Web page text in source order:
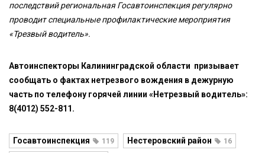
последствий региональная Госавтоинспекция регулярно
проводит специальные профилактические мероприятия
«Трезвый водитель».
Автоинспекторы Калининградской области призывает
сообщать о фактах нетрезвого вождения в дежурную
часть по телефону горячей линии «Нетрезвый водитель»:
8(4012) 552-811.
Госавтоинспекция 119 Нестеровский район 16